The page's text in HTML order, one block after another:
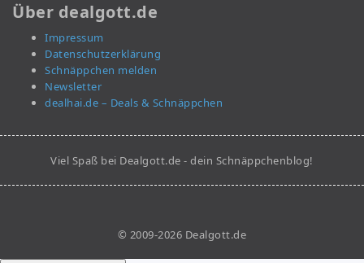
Über dealgott.de
Impressum
Datenschutzerklärung
Schnäppchen melden
Newsletter
dealhai.de – Deals & Schnäppchen
Viel Spaß bei Dealgott.de - dein Schnäppchenblog!
© 2009-2026 Dealgott.de